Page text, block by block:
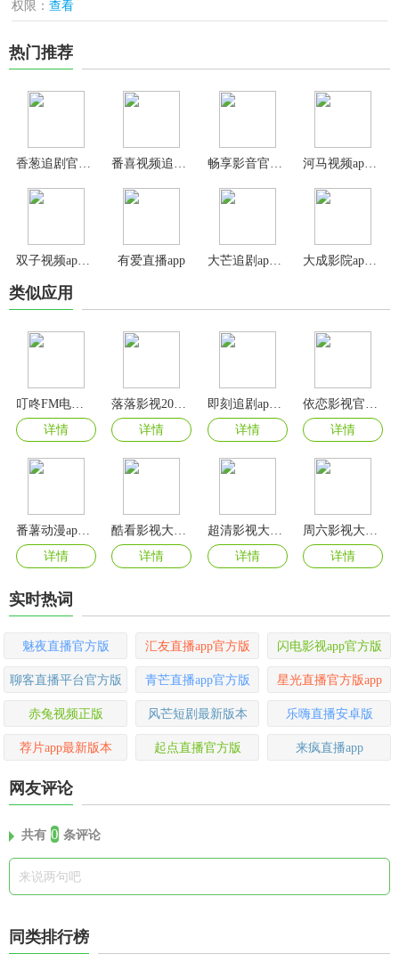
权限：查看
热门推荐
双子视频app免费版 有爱直播app 大芒追剧app最新版
类似应用
叮咚FM电台app官方版
详情
详情
即刻追剧app官方正版
详情
详情
番薯动漫app官方版
详情
详情
超清影视大全免费追剧app
详情
详情
实时热词
魅夜直播官方版 汇友直播app官方版 闪电影视app官方版
聊客直播平台官方版 青芒直播app官方版 星光直播官方版app
赤兔视频正版 风芒短剧最新版本 乐嗨直播安卓版
荐片app最新版本 起点直播官方版 来疯直播app
网友评论
共有 0 条评论
同类排行榜